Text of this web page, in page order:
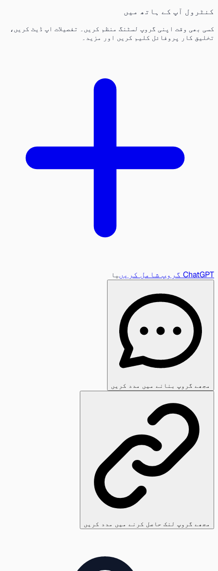
کنٹرول آپ کے ہاتھ میں
کسی بھی وقت اپنی گروپ لسٹنگ منظم کریں۔ تفصیلات اپ ڈیٹ کریں،
تخلیق کار پروفائل کلیم کریں اور مزید۔
ChatGPT گروپ شامل کریں یا
مجھے گروپ بنانے میں مدد کریں
مجھے گروپ لنک حاصل کرنے میں مدد کریں